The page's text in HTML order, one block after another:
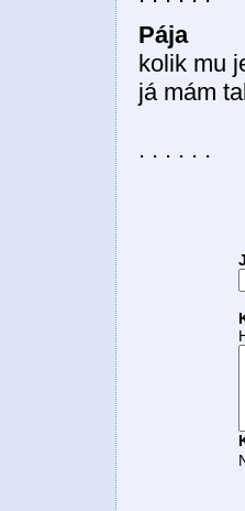
Pája
kolik mu
já mám
. . . . . .